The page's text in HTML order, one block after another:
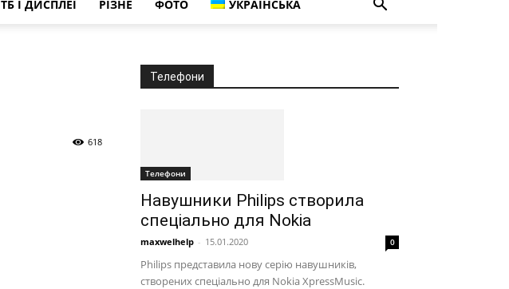
ТБ І ДИСПЛЕЇ РІЗНЕ ФОТО УКРАЇНСЬКА
618
Телефони
Телефони
Навушники Philips створила
спеціально для Nokia
maxwelhelp - 15.01.2020 0
Philips представила нову серію навушників,
створених спеціально для Nokia XpressMusic.